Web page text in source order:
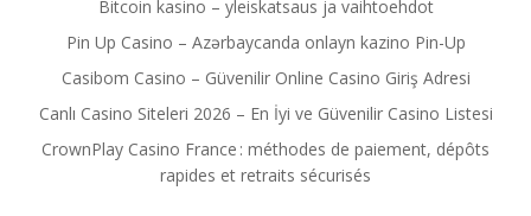
Bitcoin kasino – yleiskatsaus ja vaihtoehdot
Pin Up Casino – Azərbaycanda onlayn kazino Pin-Up
Casibom Casino – Güvenilir Online Casino Giriş Adresi
Canlı Casino Siteleri 2026 – En İyi ve Güvenilir Casino Listesi
CrownPlay Casino France : méthodes de paiement, dépôts
rapides et retraits sécurisés